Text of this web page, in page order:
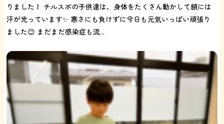
りました！ チルスポの子供達は、身体をたくさん動かして額には
汗が光っています✨ 寒さにも負けずに今日も元気いっぱい頑張り
ました😊 まだまだ感染症も流...